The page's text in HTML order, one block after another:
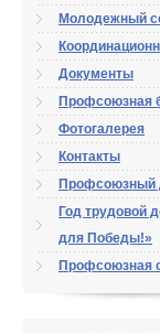
Молодежный
Документы
Профсоюзная
Фотогалерея
Контакты
Профсоюзный
Год трудовой
для Победы!»
Профсоюзная